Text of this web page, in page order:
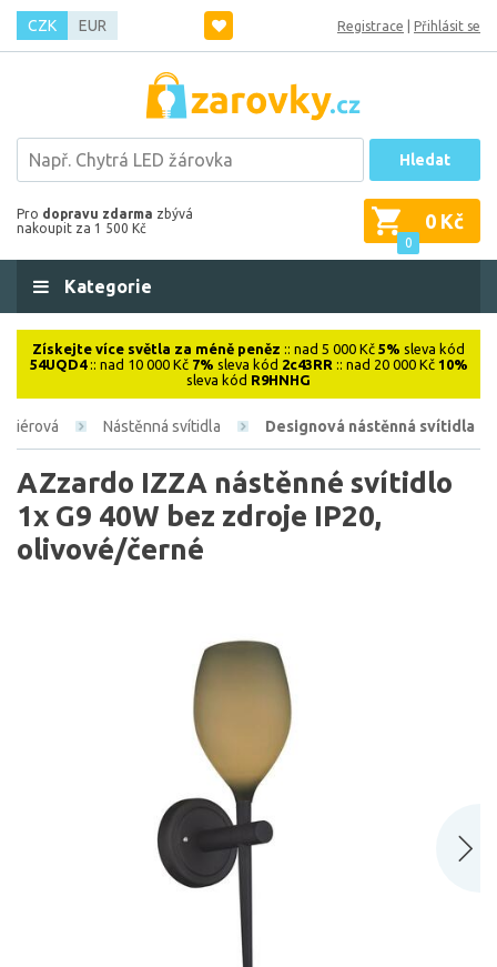
CZK EUR Registrace Přihlásit se
Hledat
Pro dopravu zdarma zbývá
nakoupit za 1 500 Kč
0
0 Kč
Kategorie
Získejte více světla za méně peněz :: nad 5 000 Kč 5% sleva kód
54UQD4:: nad 10 000 Kč 7% sleva kód 2c43RR :: nad 20 000 Kč 10%
sleva kód R9HNHG
Nástěnná svítidla Designová nástěnná svítidla
AZzardo IZZA nástěnné svítidlo
1x G9 40W bez zdroje IP20,
olivové/černé